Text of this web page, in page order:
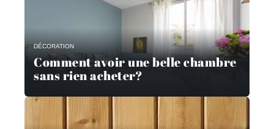
DÉCORATION
Comment avoir une belle chambre
sans rien acheter?